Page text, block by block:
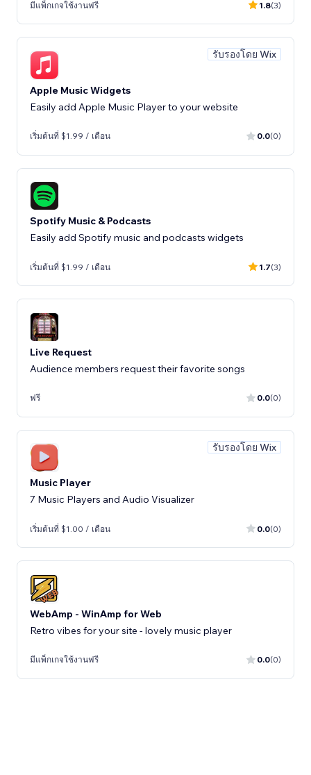
มีแพ็กเกจใช้งานฟรี 1.8(3)
รับรองโดย Wix
Apple Music Widgets
Easily add Apple Music Player to your website
เริ่มต้นที่ $1.99 / เดือน 0.0(0)
Spotify Music & Podcasts
Easily add Spotify music and podcasts widgets
เริ่มต้นที่ $1.99 / เดือน 1.7(3)
Live Request
Audience members request their favorite songs
ฟรี 0.0(0)
รับรองโดย Wix
Music Player
7 Music Players and Audio Visualizer
เริ่มต้นที่ $1.00 / เดือน 0.0(0)
WebAmp - WinAmp for Web
Retro vibes for your site - lovely music player
มีแพ็กเกจใช้งานฟรี 0.0(0)